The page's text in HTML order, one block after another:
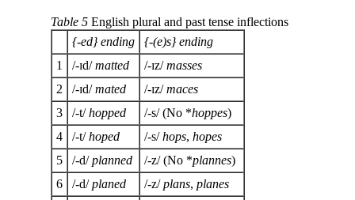
Table 5 English plural and past tense inflections
{-ed} ending
{-(e)s} ending
1
/-ɪd/matted /-ɪz/masses
2
/-ɪd/mated /-ɪz/maces
3
/-t/hopped /-s/ (No *hoppes)
4
/-t/hoped /-s/hops, hopes
5
/-d/planned /-z/ (No *plannes)
6
/-d/planed /-z/plans, planes